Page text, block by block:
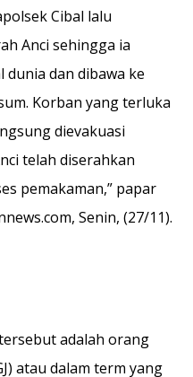
Cibal lalu
Anci sehingga ia
dan dibawa ke
Korban yang terluka
dievakuasi
telah diserahkan
pemakaman,” papar
Senin, (27/11).
adalah orang
atau dalam term yang